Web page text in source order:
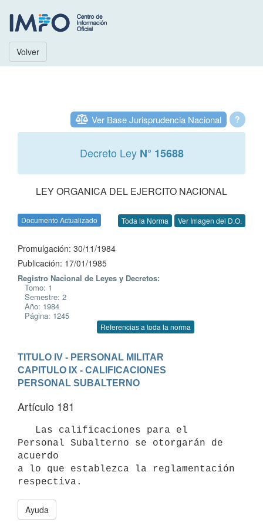
Volver
?
Ver Base Jurisprudencia Nacional
Decreto Ley N° 15688
LEY ORGANICA DEL EJERCITO NACIONAL
Documento Actualizado Toda la Norma Ver Imagen del D.O.
Promulgación: 30/11/1984
Publicación: 17/01/1985
Registro Nacional de Leyes y Decretos:
Tomo: 1
Semestre: 2
Año: 1984
Página: 1245
Referencias a toda la norma
TITULO IV - PERSONAL MILITAR
CAPITULO IX - CALIFICACIONES
PERSONAL SUBALTERNO
Artículo 181
Personal Subalterno se otorgarán de
acuerdo
a lo que establezca la reglamentación
Ayuda